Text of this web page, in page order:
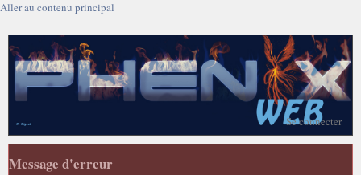
Aller au contenu principal
Se connecter
Message d'erreur